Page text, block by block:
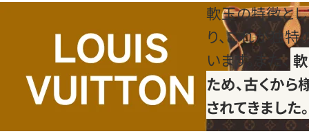
軟玉の特徴と
り、これが独
います。また、
ため、古くか
されてきました。